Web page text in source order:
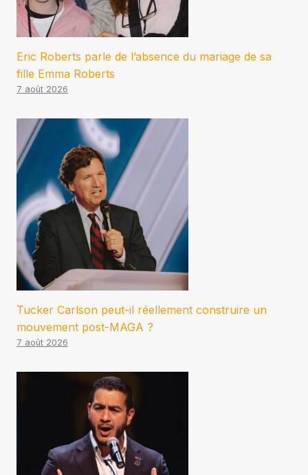
Eric Roberts parle de l’absence du mariage de sa
fille Emma Roberts
7 août 2026
Tucker Carlson peut-il réellement construire un
mouvement post-MAGA ?
7 août 2026